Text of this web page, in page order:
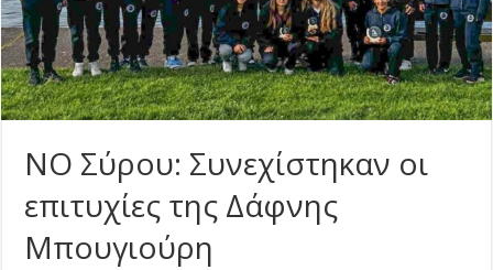
ΝΟ Σύρου: Συνεχίστηκαν οι
επιτυχίες της Δάφνης
Μπουγιούρη